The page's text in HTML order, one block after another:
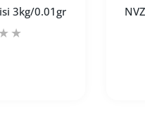
3kg/0.01gr